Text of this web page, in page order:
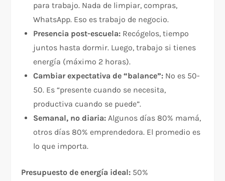
para trabajo. Nada de limpiar, compras,
WhatsApp. Eso es trabajo de negocio.
Presencia post-escuela: Recógelos, tiempo
juntos hasta dormir. Luego, trabajo si tienes
energía (máximo 2 horas).
Cambiar expectativa de “balance”: No es 50-
50. Es “presente cuando se necesita,
productiva cuando se puede”.
Semanal, no diaria: Algunos días 80% mamá,
otros días 80% emprendedora. El promedio es
lo que importa.
Presupuesto de energía ideal: 50%